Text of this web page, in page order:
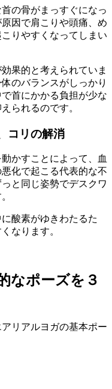
の骨がまっすぐになっ
因で肩こりや頭痛、め
りやすくなってしまい
果的と考えられていま
のバランスがしっかり
首にかかる負担が少な
られるのです。
コリの解消
かすことによって、血
化で起こる代表的な不
と同じ姿勢でデスクワ
酸素がゆきわたるた
なります。
なポーズを３
リアルヨガの基本ポー